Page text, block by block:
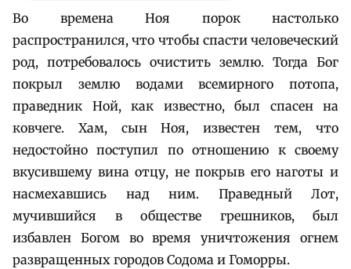
Во времена Ноя порок настолько
распространился, что чтобы спасти человеческий
род, потребовалось очистить землю. Тогда Бог
покрыл землю водами всемирного потопа,
праведник Ной, как известно, был спасен на
ковчеге. Хам, сын Ноя, известен тем, что
недостойно поступил по отношению к своему
вкусившему вина отцу, не покрыв его наготы и
насмехавшись над ним. Праведный Лот,
мучившийся в обществе грешников, был
избавлен Богом во время уничтожения огнем
развращенных городов Содома и Гоморры.